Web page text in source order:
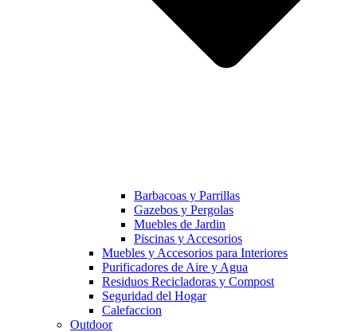
Barbacoas y Parrillas
Gazebos y Pergolas
Muebles de Jardin
Piscinas y Accesorios
Muebles y Accesorios para Interiores
Purificadores de Aire y Agua
Residuos Recicladoras y Compost
Seguridad del Hogar
Calefaccion
Outdoor